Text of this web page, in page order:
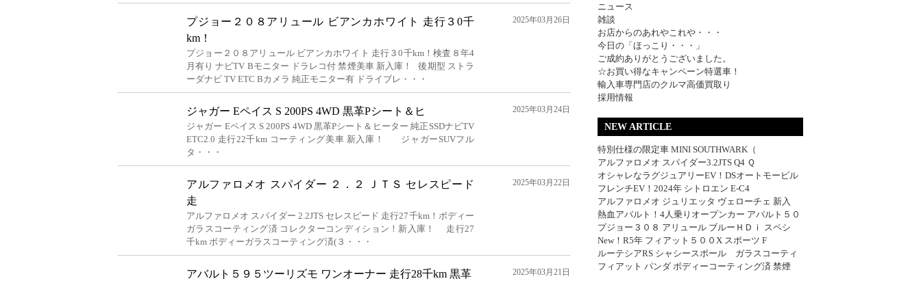
プジョー２０８アリュール ビアンカホワイト 走行３0千
km！
プジョー２０８アリュール ビアンカホワイト 走行３0千km！検査８年4
月有り ナビTV Bモニター ドラレコ付 禁煙美車 新入庫！ 後期型 ストラ
ーダナビ TV ETC Bカメラ 純正モニター有 ドライブレ・・・
2025年03月26日
ジャガー Eペイス S 200PS 4WD 黒革Pシート＆ヒ
ジャガー Eペイス S 200PS 4WD 黒革Pシート＆ヒーター 純正SSDナビTV
ETC2.0 走行22千km コーティング美車 新入庫！ ジャガーSUVフル
タ・・・
2025年03月24日
アルファロメオ スパイダー ２．２ ＪＴＳ セレスピード
走
アルファロメオ スパイダー 2.2JTS セレスピード 走行27千km！ボディー
ガラスコーティング済 コレクターコンディション！新入庫！ 走行27
千km ボディーガラスコーティング済(３・・・
2025年03月22日
アバルト５９５ツーリズモ ワンオーナー 走行28千km 黒革 2025年03月21日
ニュース
雑談
お店からのあれやこれや・・・
今日の「ほっこり・・・」
ご成約ありがとうございました。
☆お買い得なキャンペーン特選車！
輸入車専門店のクルマ高価買取り
採用情報
NEW ARTICLE
特別仕様の限定車 MINI SOUTHWARK（
アルファロメオ スパイダー3.2JTS Q4 Ｑ
オシャレなラグジュアリーEV！DSオートモービル
フレンチEV！2024年 シトロエン E-C4
アルファロメオ ジュリエッタ ヴェローチェ 新入
熱血アバルト！4人乗りオープンカー アバルト５０
プジョー３０８ アリュール ブルーＨＤｉ スペシ
New！R5年 フィアット５００X スポーツ F
ルーテシアRS シャシースポール ガラスコーティ
フィアット パンダ ボディーコーティング済 禁煙